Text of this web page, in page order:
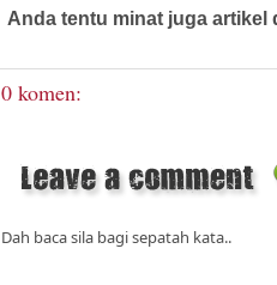
Anda tentu minat juga artikel
0 komen:
Dah baca sila bagi sepatah kata..